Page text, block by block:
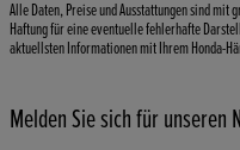
Alle Daten, Preise und Ausstattungen sind
Haftung für eine eventuelle fehlerhafte
aktuellsten Informationen mit Ihrem Honda-
Melden Sie sich für unseren